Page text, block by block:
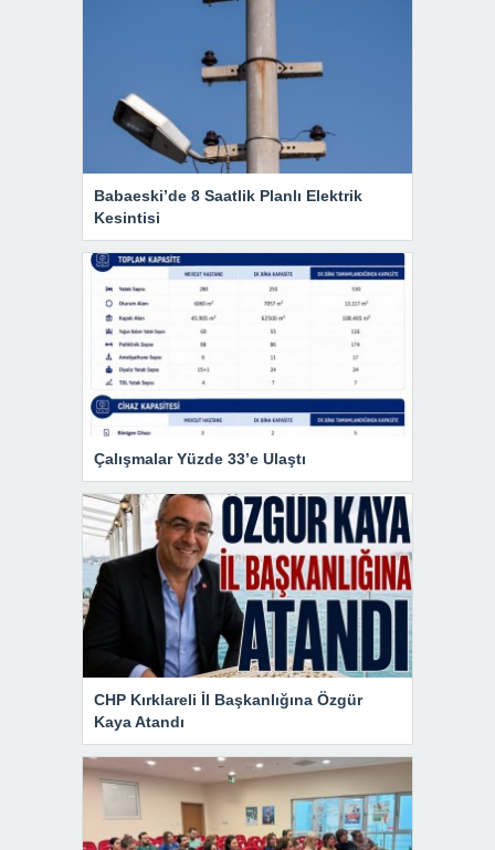
Babaeski’de 8 Saatlik Planlı Elektrik
Kesintisi
Çalışmalar Yüzde 33’e Ulaştı
CHP Kırklareli İl Başkanlığına Özgür
Kaya Atandı